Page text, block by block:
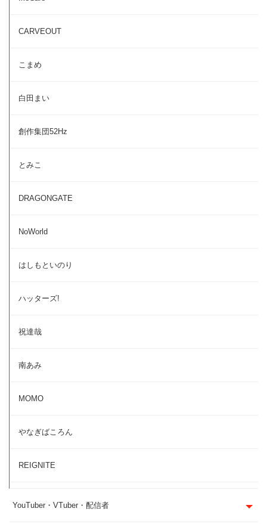
CARVEOUT
こまめ
白田まい
創作集団52Hz
とみこ
DRAGONGATE
NoWorld
はしもといのり
ハッターズ!
祝達哉
南あみ
MOMO
やなぎばころん
REIGNITE
YouTuber・VTuber・配信者